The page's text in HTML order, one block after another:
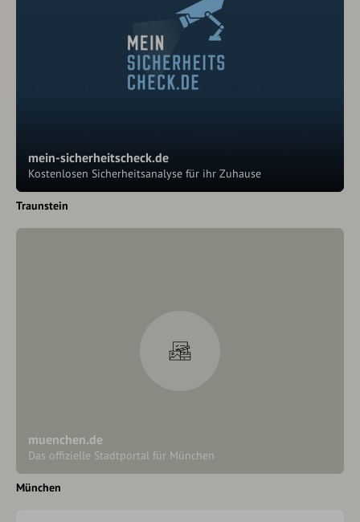
mein-sicherheitscheck.de
Kostenlosen Sicherheitsanalyse für ihr Zuhause
Traunstein
muenchen.de
Das offizielle Stadtportal für München
München